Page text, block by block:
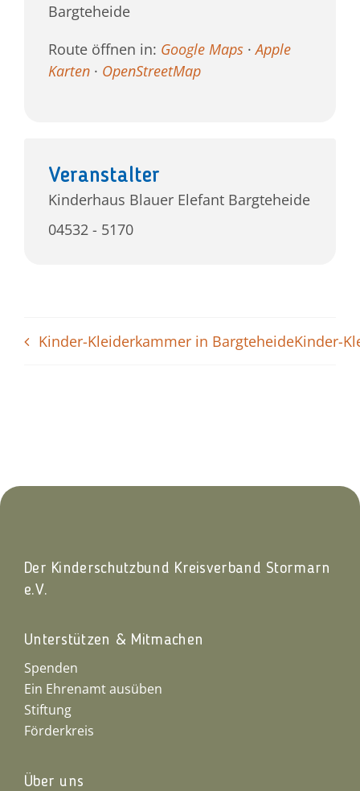
Bargteheide
Route öffnen in: Google Maps ·Apple
Karten · OpenStreetMap
Veranstalter
Kinderhaus Blauer Elefant Bargteheide
04532 - 5170
Kinder-Kleiderkammer in BargteheideKinder-
Der Kinderschutzbund Kreisverband Stormarn
e.V.
Unterstützen & Mitmachen
Spenden
Ein Ehrenamt ausüben
Stiftung
Förderkreis
Über uns